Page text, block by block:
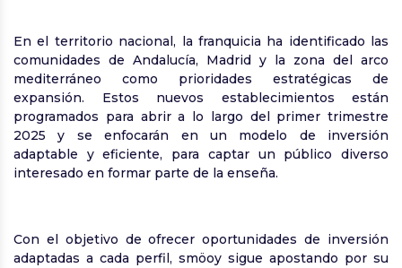
En el territorio nacional, la franquicia ha identificado las
comunidades de Andalucía, Madrid y la zona del arco
mediterráneo como prioridades estratégicas de
expansión. Estos nuevos establecimientos están
programados para abrir a lo largo del primer trimestre
2025 y se enfocarán en un modelo de inversión
adaptable y eficiente, para captar un público diverso
interesado en formar parte de la enseña.
Con el objetivo de ofrecer oportunidades de inversión
adaptadas a cada perfil, smöoy sigue apostando por su